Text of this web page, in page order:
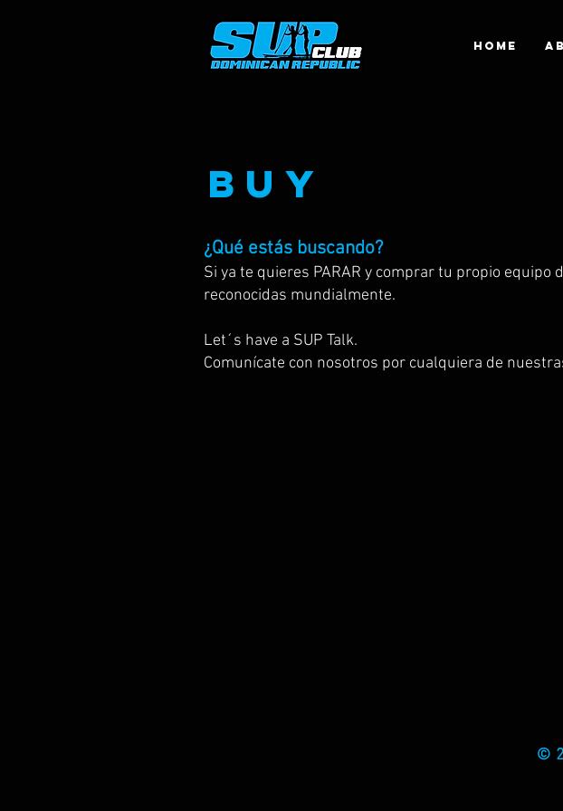
HOME
buy
¿Qué estás buscando?
Si ya te quieres PARAR y comprar tu propio equipo
reconocidas mundialmente.
Let´s have a SUP Talk.
Comunícate con nosotros por cualquiera de
©